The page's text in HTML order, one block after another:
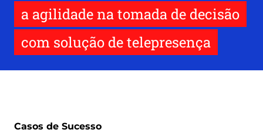
a agilidade na tomada de decisão
com solução de telepresença
Casos de Sucesso